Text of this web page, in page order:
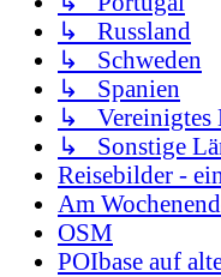
↳ Russland
↳ Schweden
↳ Spanien
↳ Vereinigtes
↳ Sonstige
Reisebilder -
Am
OSM
POIbase auf